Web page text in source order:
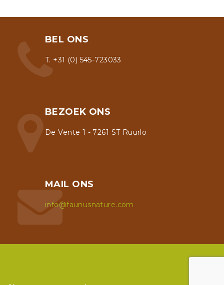
BEL ONS
T. +31 (0) 545-723033
BEZOEK ONS
De Vente 1 - 7261 ST Ruurlo
MAIL ONS
info@faunusnature.com